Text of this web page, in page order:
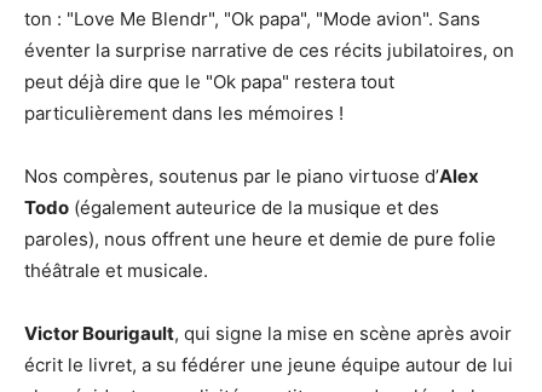
ton : "Love Me Blendr", "Ok papa", "Mode avion". Sans
éventer la surprise narrative de ces récits jubilatoires, on
peut déjà dire que le "Ok papa" restera tout
particulièrement dans les mémoires !
Nos compères, soutenus par le piano virtuose d’Alex
Todo (également auteurice de la musique et des
paroles), nous offrent une heure et demie de pure folie
théâtrale et musicale.
Victor Bourigault, qui signe la mise en scène après avoir
écrit le livret, a su fédérer une jeune équipe autour de lui